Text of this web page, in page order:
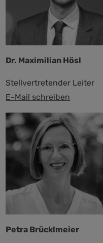
Dr. Maximilian Hösl
Stellvertretender Leiter
E-Mail schreiben
Petra Brücklmeier